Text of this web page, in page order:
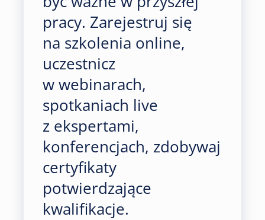
pracy. Zarejestruj się
na szkolenia online,
uczestnicz
w webinarach,
spotkaniach live
z ekspertami,
konferencjach, zdobywaj
certyfikaty
potwierdzające
kwalifikacje.